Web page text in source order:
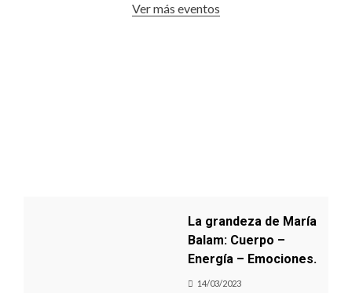
Ver más eventos
La grandeza de María
Balam: Cuerpo –
Energía – Emociones.
14/03/2023